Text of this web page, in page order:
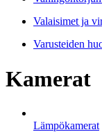
Valaisimet ja
Varusteiden
Kamerat
Lämpökamerat